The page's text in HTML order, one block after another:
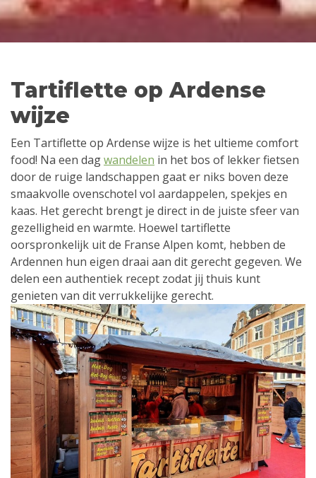
Tartiflette op Ardense
wijze
Een Tartiflette op Ardense wijze is het ultieme comfort
food! Na een dagwandelen in het bos of lekker fietsen
door de ruige landschappen gaat er niks boven deze
smaakvolle ovenschotel vol aardappelen, spekjes en
kaas. Het gerecht brengt je direct in de juiste sfeer van
gezelligheid en warmte. Hoewel tartiflette
oorspronkelijk uit de Franse Alpen komt, hebben de
Ardennen hun eigen draai aan dit gerecht gegeven. We
delen een authentiek recept zodat jij thuis kunt
genieten van dit verrukkelijke gerecht.